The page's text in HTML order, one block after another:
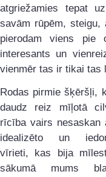
atgriežamies tepat
savām rūpēm, steigu,
pierodam viens
interesants un
vienmēr tas ir tikai tas
Rodas pirmie šķēršļi,
daudz reiz mīļotā
rīcība vairs nesaskan
idealizēto un
vīrieti, kas bija
sākumā mums